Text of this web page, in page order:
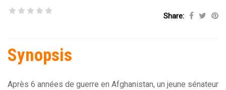
Share:
Synopsis
Après 6 années de guerre en Afghanistan, un jeune sénateur